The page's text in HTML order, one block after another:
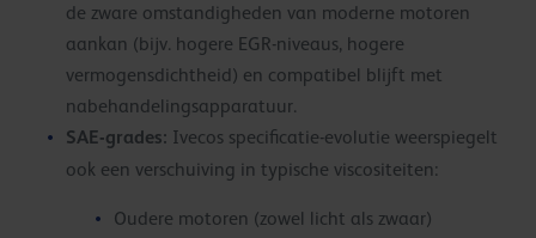
de zware omstandigheden van moderne motoren
aankan (bijv. hogere EGR-niveaus, hogere
vermogensdichtheid) en compatibel blijft met
nabehandelingsapparatuur.
SAE-grades: Ivecos specificatie-evolutie weerspiegelt
ook een verschuiving in typische viscositeiten:
Oudere motoren (zowel licht als zwaar)